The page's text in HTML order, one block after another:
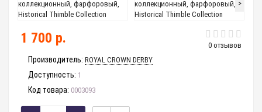
>
0 отзывов
1 700 р.
Производитель: ROYAL CROWN DERBY
Доступность: 1
Код товара: 0003093